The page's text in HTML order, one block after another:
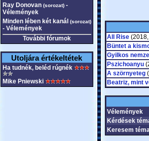
Ray Donovan (sorozat)-
Vélemények
Minden lében két kanál (sorozat)
- Vélemények
További fórumok
Utoljára értékeltétek
Ha tudnék, beléd rúgnék
Mike Pniewski
All Rise(2018,
Büntet a
Gyilkos
Pszichoanyu
A szörnyeteg
Beatriz, mint
Vélemények
Kérdések
Keresem